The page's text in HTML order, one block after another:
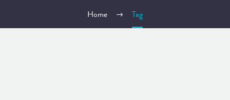
Home Tag